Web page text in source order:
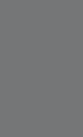
να γίνει
η απόδρασή